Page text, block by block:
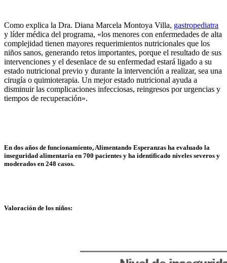
Como explica la Dra. Diana Marcela Montoya Villa, gastropediatra
y líder médica del programa, «los menores con enfermedades de alta
complejidad tienen mayores requerimientos nutricionales que los
niños sanos, generando retos importantes, porque el resultado de sus
intervenciones y el desenlace de su enfermedad estará ligado a su
estado nutricional previo y durante la intervención a realizar, sea una
cirugía o quimioterapia. Un mejor estado nutricional ayuda a
disminuir las complicaciones infecciosas, reingresos por urgencias y
tiempos de recuperación».
En dos años de funcionamiento, Alimentando Esperanzas ha evaluado la
inseguridad alimentaria en 700 pacientes y ha identificado niveles severos y
moderados en 248 casos.
Valoración de los niños: